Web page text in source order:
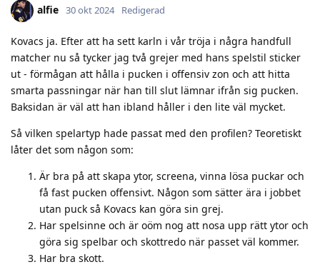
alfie 30 okt 2024 Redigerad
Kovacs ja. Efter att ha sett karln i vår tröja i några handfull
matcher nu så tycker jag två grejer med hans spelstil sticker
ut - förmågan att hålla i pucken i offensiv zon och att hitta
smarta passningar när han till slut lämnar ifrån sig pucken.
Baksidan är väl att han ibland håller i den lite väl mycket.
Så vilken spelartyp hade passat med den profilen? Teoretiskt
låter det som någon som:
Är bra på att skapa ytor, screena, vinna lösa puckar och
få fast pucken offensivt. Någon som sätter ära i jobbet
utan puck så Kovacs kan göra sin grej.
Har spelsinne och är oöm nog att nosa upp rätt ytor och
göra sig spelbar och skottredo när passet väl kommer.
Har bra skott.